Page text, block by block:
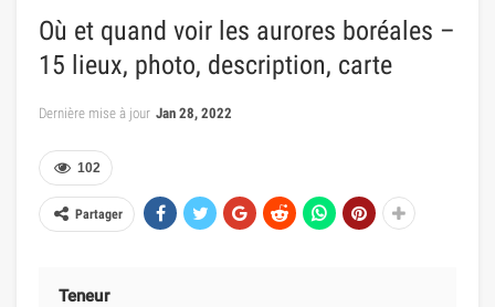
Où et quand voir les aurores boréales –
15 lieux, photo, description, carte
Dernière mise à jour Jan 28, 2022
102
Partager
Teneur